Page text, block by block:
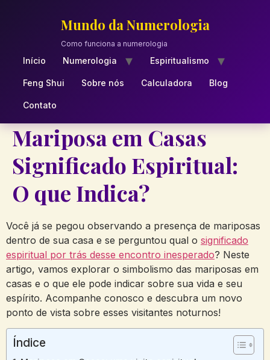
Mundo da Numerologia
Como funciona a numerologia
Início Numerologia Espiritualismo
Feng Shui Sobre nós Calculadora Blog
Contato
Mariposa em Casas
Significado Espiritual:
O que Indica?
Você já se pegou observando a presença de mariposas
dentro de sua casa e se perguntou qual o significado
espiritual por trás desse encontro inesperado? Neste
artigo, vamos explorar o simbolismo das mariposas em
casas e o que ele pode indicar sobre sua vida e seu
espírito. Acompanhe conosco e descubra um novo
ponto de vista sobre esses visitantes noturnos!
Índice